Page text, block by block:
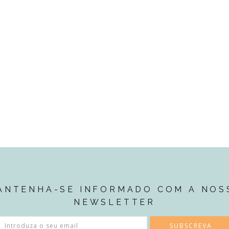
SE INFORMADO COM A
NEWSLETTER
SUBSCREVA